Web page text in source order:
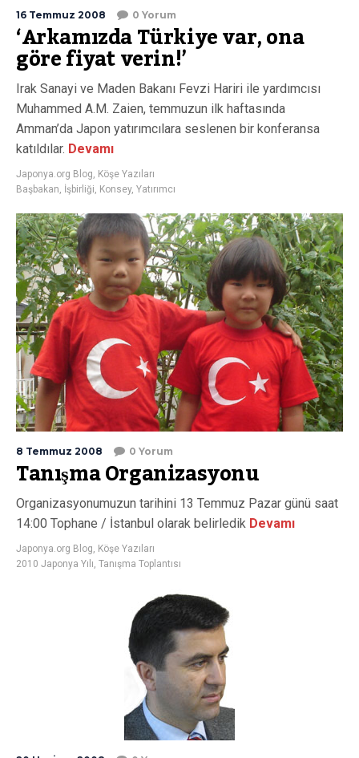
16 Temmuz 2008 0 Yorum
‘Arkamızda Türkiye var, ona
göre fiyat verin!’
Irak Sanayi ve Maden Bakanı Fevzi Hariri ile yardımcısı
Muhammed A.M. Zaien, temmuzun ilk haftasında
Amman’da Japon yatırımcılara seslenen bir konferansa
katıldılar. Devamı
Japonya.org Blog, Köşe Yazıları
Başbakan, İşbirliği, Konsey, Yatırımcı
8 Temmuz 2008 0 Yorum
Tanışma Organizasyonu
Organizasyonumuzun tarihini 13 Temmuz Pazar günü saat
14:00 Tophane / İstanbul olarak belirledik Devamı
Japonya.org Blog, Köşe Yazıları
2010 Japonya Yılı, Tanışma Toplantısı